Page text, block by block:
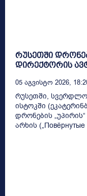
რუსეთში
დირექტორის
05 Აგვისტო 2026,
რუსეთში,
ისტოკში
დრონების
არხის